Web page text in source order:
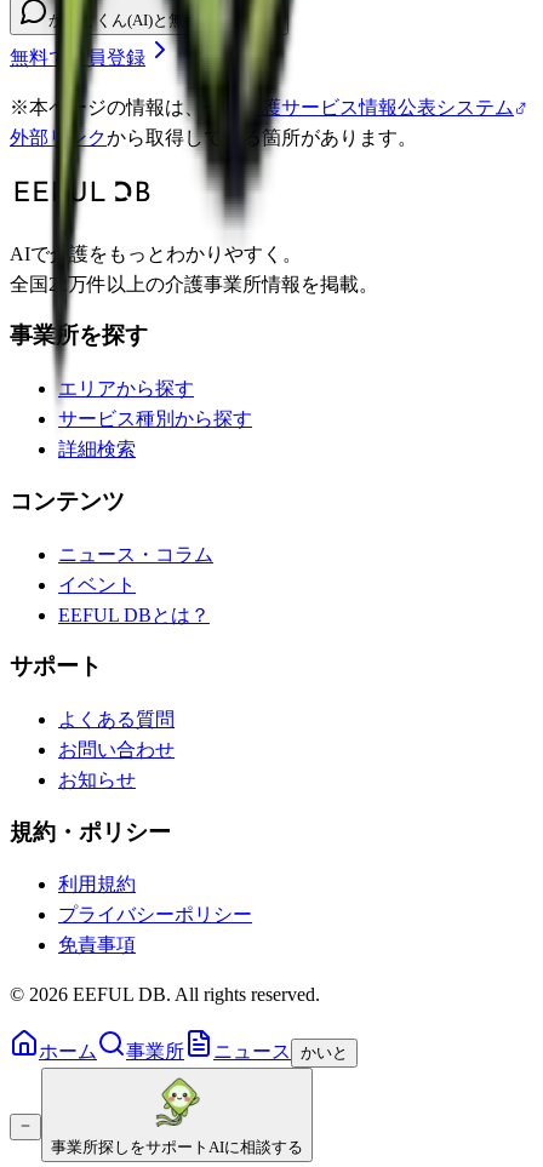
かいとくん(AI)と無制限チャット
無料で会員登録
※本ページの情報は、一部 介護サービス情報公表システム
外部リンクから取得している箇所があります。
AIで介護をもっとわかりやすく。
全国22万件以上の介護事業所情報を掲載。
事業所を探す
エリアから探す
サービス種別から探す
詳細検索
コンテンツ
ニュース・コラム
イベント
EEFUL DBとは？
サポート
よくある質問
お問い合わせ
お知らせ
規約・ポリシー
利用規約
プライバシーポリシー
免責事項
© 2026 EEFUL DB. All rights reserved.
ホーム 事業所 ニュース かいと
事業所探しをサポート AIに相談する